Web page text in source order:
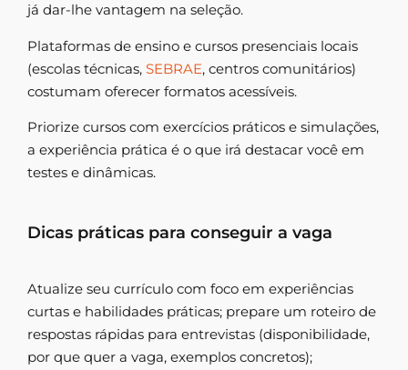
já dar-lhe vantagem na seleção.
Plataformas de ensino e cursos presenciais locais
(escolas técnicas, SEBRAE, centros comunitários)
costumam oferecer formatos acessíveis.
Priorize cursos com exercícios práticos e simulações,
a experiência prática é o que irá destacar você em
testes e dinâmicas.
Dicas práticas para conseguir a vaga
Atualize seu currículo com foco em experiências
curtas e habilidades práticas; prepare um roteiro de
respostas rápidas para entrevistas (disponibilidade,
por que quer a vaga, exemplos concretos);